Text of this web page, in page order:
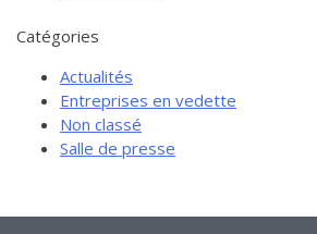
Catégories
Actualités
Entreprises en vedette
Non classé
Salle de presse